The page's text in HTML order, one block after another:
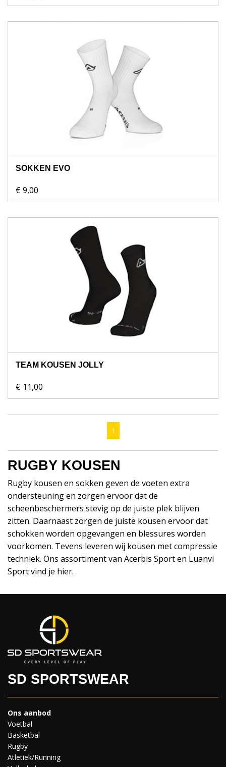
SOKKEN EVO
€ 9,00
TEAM KOUSEN JOLLY
€ 11,00
1
RUGBY KOUSEN
Rugby kousen en sokken geven de voeten extra
ondersteuning en zorgen ervoor dat de
scheenbeschermers stevig op de juiste plek blijven
zitten. Daarnaast zorgen de juiste kousen ervoor dat
schokken worden opgevangen en blessures worden
voorkomen. Tevens leveren wij kousen met compressie
techniek. Ons assortiment van Acerbis Sport en Luanvi
Sport vind je hier.
SD SPORTSWEAR
Ons aanbod
Voetbal
Basketbal
Rugby
Atletiek/Running